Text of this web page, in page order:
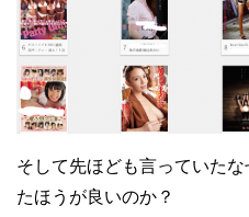
そして先ほども言っていた
たほうが良いのか？